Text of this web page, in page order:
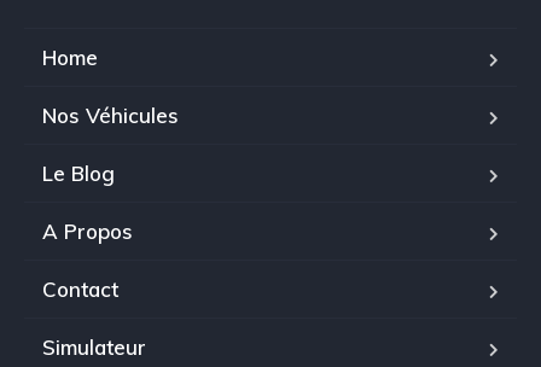
Home
Nos Véhicules
Le Blog
A Propos
Contact
Simulateur